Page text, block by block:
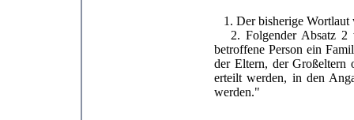
1. Der bisherige Wortlaut
2. Folgender Absatz 2
betroffene Person ein
der Eltern, der Großeltern
erteilt werden, in den
werden."